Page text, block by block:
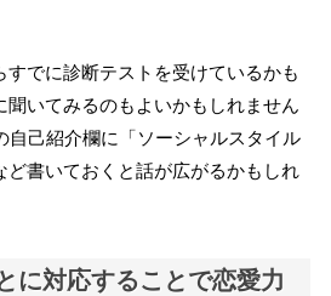
でに診断テストを受けているかも
聞いてみるのもよいかもしれません
自己紹介欄に「ソーシャルスタイル
ど書いておくと話が広がるかもしれ
に対応することで恋愛力